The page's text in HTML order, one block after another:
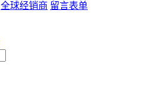
全球经销商 留言表单